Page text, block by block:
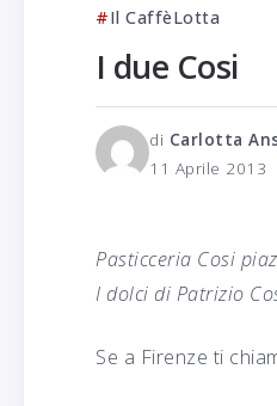
Il CaffèLotta
I due Cosi
di Carlotta
11 Aprile 2013
Pasticceria Cosi
I dolci di Patrizio
Se a Firenze ti